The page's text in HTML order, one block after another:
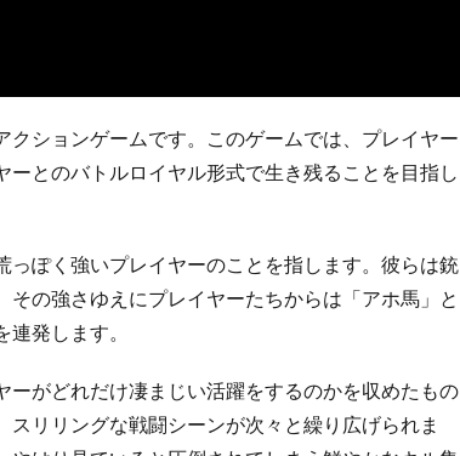
ションゲームです。このゲームでは、プレイヤー
とのバトルロイヤル形式で生き残ることを目指し
ぽく強いプレイヤーのことを指します。彼らは銃
の強さゆえにプレイヤーたちからは「アホ馬」と
発します。
がどれだけ凄まじい活躍をするのかを収めたもの
リリングな戦闘シーンが次々と繰り広げられま